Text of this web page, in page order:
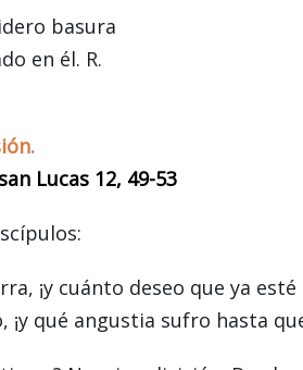
basura
en él. R.
Lucas 12, 49-53
¡y cuánto deseo que ya
qué angustia sufro hasta